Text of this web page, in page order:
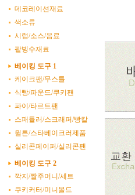
데코레이션재료
색소류
시럽/소스/음료
팥빙수재료
베이킹 도구 1
케이크팬/무스틀
식빵/파운드/쿠키팬
파이/타르트팬
스패튤러/스크래퍼/빵칼
윌튼/스타베이크러제품
실리콘페이퍼/실리콘팬
베이킹 도구 2
깍지/짤주머니/세트
쿠키커터/미니몰드